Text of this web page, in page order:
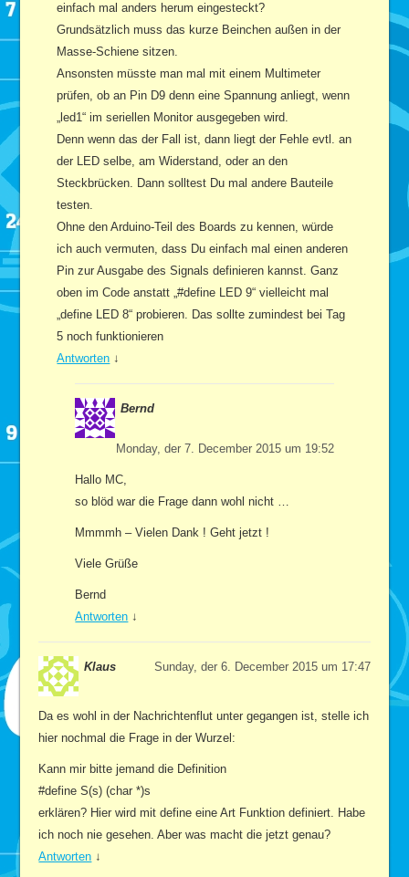
einfach mal anders herum eingesteckt?
Grundsätzlich muss das kurze Beinchen außen in der
Masse-Schiene sitzen.
Ansonsten müsste man mal mit einem Multimeter
prüfen, ob an Pin D9 denn eine Spannung anliegt, wenn
„led1“ im seriellen Monitor ausgegeben wird.
Denn wenn das der Fall ist, dann liegt der Fehle evtl. an
der LED selbe, am Widerstand, oder an den
Steckbrücken. Dann solltest Du mal andere Bauteile
testen.
Ohne den Arduino-Teil des Boards zu kennen, würde
ich auch vermuten, dass Du einfach mal einen anderen
Pin zur Ausgabe des Signals definieren kannst. Ganz
oben im Code anstatt „#define LED 9“ vielleicht mal
„define LED 8“ probieren. Das sollte zumindest bei Tag
5 noch funktionieren
Antworten ↓
Bernd
Monday, der 7. December 2015 um 19:52
Hallo MC,
so blöd war die Frage dann wohl nicht …
Mmmmh – Vielen Dank ! Geht jetzt !
Viele Grüße
Bernd
Antworten ↓
Klaus Sunday, der 6. December 2015 um 17:47
Da es wohl in der Nachrichtenflut unter gegangen ist, stelle ich
hier nochmal die Frage in der Wurzel:
Kann mir bitte jemand die Definition
#define S(s) (char *)s
erklären? Hier wird mit define eine Art Funktion definiert. Habe
ich noch nie gesehen. Aber was macht die jetzt genau?
Antworten ↓